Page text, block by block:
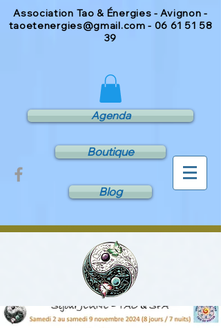
Association Tao & Énergies - Avignon -
taoetenergies@gmail.com - 06 61 51 58
39
Agenda
Boutique
Blog